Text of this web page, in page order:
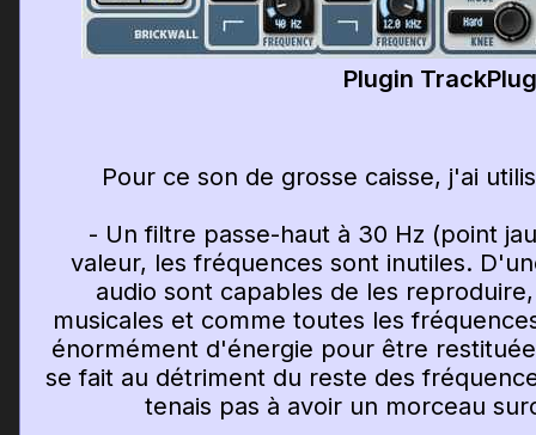
Plugin TrackPlug
Pour ce son de grosse caisse, j'ai
- Un filtre passe-haut à 30 Hz (point
valeur, les fréquences sont inutiles.
audio sont capables de les
musicales et comme toutes les
énormément d'énergie pour être
se fait au détriment du reste des
tenais pas à avoir un morceau